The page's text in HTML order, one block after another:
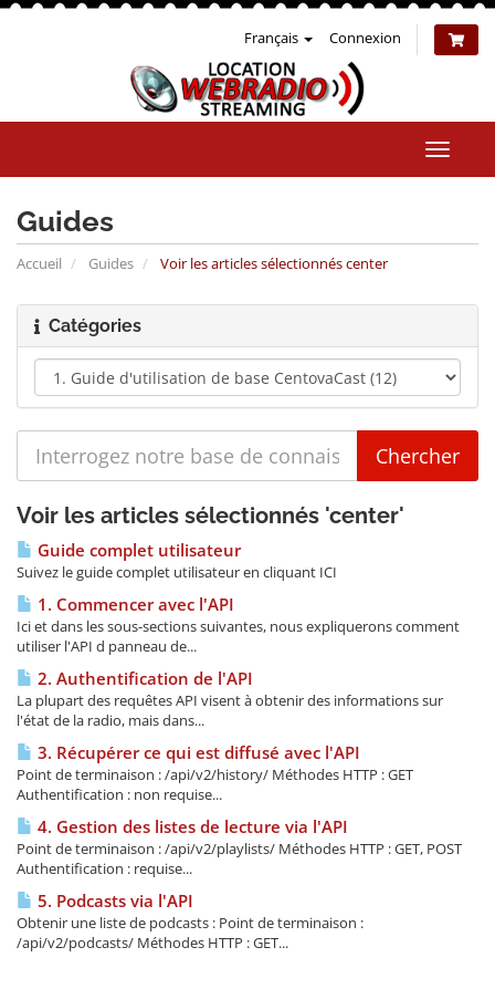
Français Connexion
la
Guides
Accueil Guides Voir les articles sélectionnés center
Catégories
Voir les articles sélectionnés 'center'
Guide complet utilisateur
Suivez le guide complet utilisateur en cliquant ICI
1. Commencer avec l'API
Ici et dans les sous-sections suivantes, nous expliquerons comment
utiliser l'API d panneau de...
2. Authentification de l'API
La plupart des requêtes API visent à obtenir des informations sur
l'état de la radio, mais dans...
3. Récupérer ce qui est diffusé avec l'API
Point de terminaison : /api/v2/history/ Méthodes HTTP : GET
Authentification : non requise...
4. Gestion des listes de lecture via l'API
Point de terminaison : /api/v2/playlists/ Méthodes HTTP : GET, POST
Authentification : requise...
5. Podcasts via l'API
Obtenir une liste de podcasts : Point de terminaison :
/api/v2/podcasts/ Méthodes HTTP : GET...